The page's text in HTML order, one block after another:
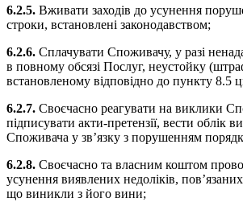
6.2.5. Вживати заходів до усунення
строки, встановлені законодавством;
6.2.6. Сплачувати Споживачу, у разі
в повному обсязі Послуг, неустойку
встановленому відповідно до пункту 8.5
6.2.7. Своєчасно реагувати на виклики
підписувати акти-претензії, вести облік
Споживача у зв’язку з порушенням
6.2.8. Своєчасно та власним коштом
усунення виявлених недоліків,
що виникли з його вини;